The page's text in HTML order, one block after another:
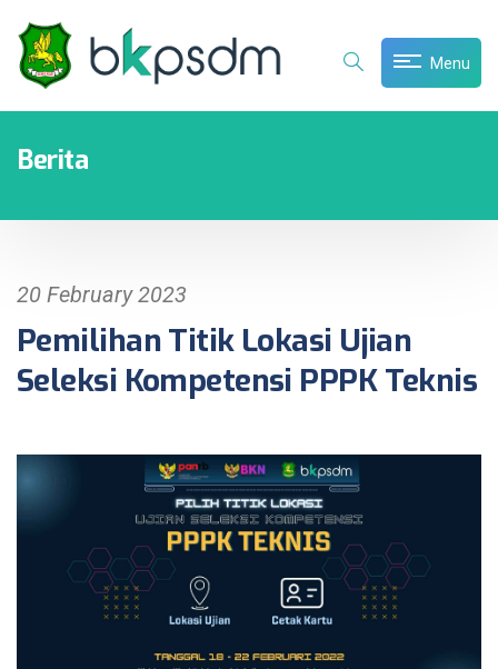
Menu
Berita
20 February 2023
Pemilihan Titik Lokasi Ujian
Seleksi Kompetensi PPPK Teknis